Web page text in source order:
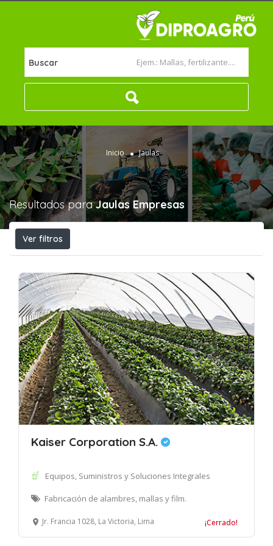
Buscar
Inicio Jaulas
Resultados paraJaulas Empresas
Ver filtros
Kaiser Corporation S.A.
Equipos, Suministros y Soluciones Integrales
Fabricación de alambres, mallas y film.
Jr. Francia 1028, La Victoria, Lima ¡Cerrado!